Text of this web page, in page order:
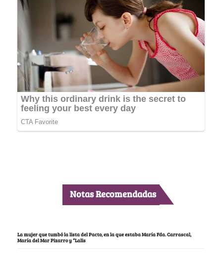
Notas Recomendadas
La mujer que tumbó la lista del Pacto, en la que estaba María Fda. Carrascal,
María del Mar Pizarro y “Lalis